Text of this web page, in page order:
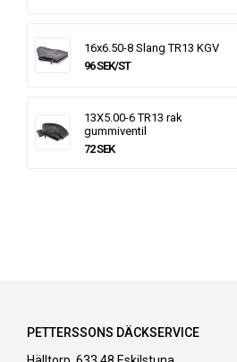
16x6.50-8 Slang TR13 KGV
96 SEK/ST
13X5.00-6 TR13 rak
gummiventil
72 SEK
PETTERSSONS DÄCKSERVICE